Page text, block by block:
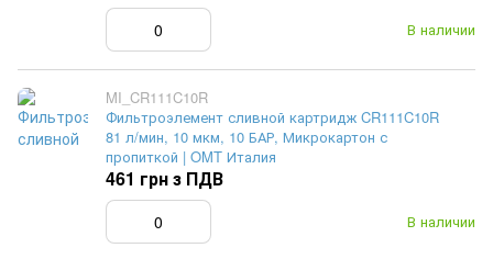
В наличии
MI_CR111C10R
Фильтроэлемент сливной картридж CR111C10R
81 л/мин, 10 мкм, 10 БАР, Микрокартон с
пропиткой | OMT Италия
В наличии
461 грн з ПДВ